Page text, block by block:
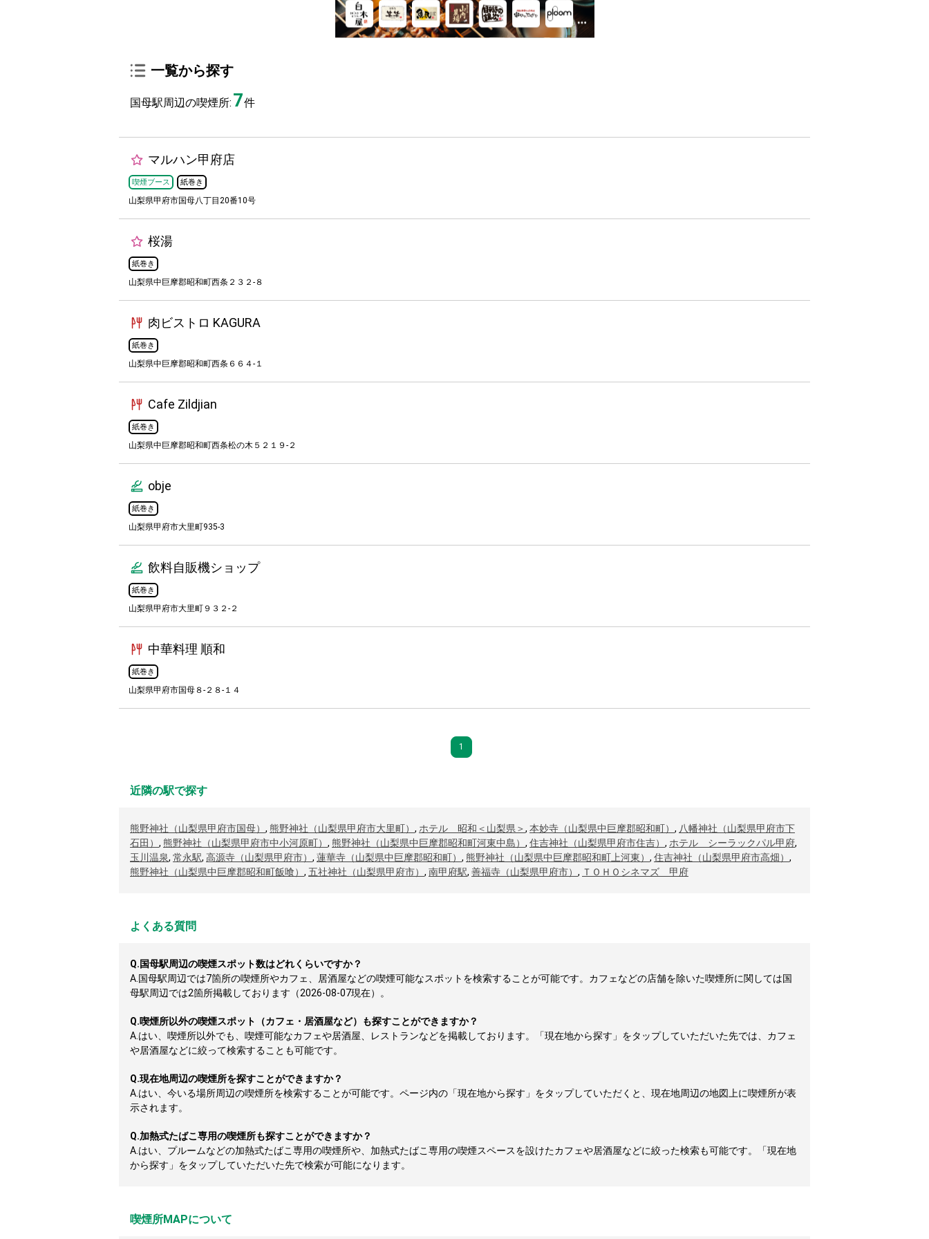
一覧から探す
国母駅周辺の喫煙所: 7件
マルハン甲府店
喫煙ブース 紙巻き
山梨県甲府市国母八丁目20番10号
桜湯
紙巻き
山梨県中巨摩郡昭和町西条２３２-８
肉ビストロ KAGURA
紙巻き
山梨県中巨摩郡昭和町西条６６４-１
Cafe Zildjian
紙巻き
山梨県中巨摩郡昭和町西条松の木５２１９-２
obje
紙巻き
山梨県甲府市大里町935-3
飲料自販機ショップ
紙巻き
山梨県甲府市大里町９３２-２
中華料理 順和
紙巻き
山梨県甲府市国母８-２８-１４
1
近隣の駅で探す
熊野神社（山梨県甲府市国母） , 熊野神社（山梨県甲府市大里町） , ホテル 昭和＜山梨県＞, 本妙寺（山梨県中巨摩郡昭和町） , 八幡神社（山梨県甲府市下
石田） , 熊野神社（山梨県甲府市中小河原町） , 熊野神社（山梨県中巨摩郡昭和町河東中島） , 住吉神社（山梨県甲府市住吉） , ホテル シーラックパル甲府,
玉川温泉, 常永駅, 高源寺（山梨県甲府市） , 蓮華寺（山梨県中巨摩郡昭和町） , 熊野神社（山梨県中巨摩郡昭和町上河東） , 住吉神社（山梨県甲府市高畑） ,
熊野神社（山梨県中巨摩郡昭和町飯喰） , 五社神社（山梨県甲府市） , 南甲府駅, 善福寺（山梨県甲府市） , ＴＯＨＯシネマズ 甲府
よくある質問
Q.国母駅周辺の喫煙スポット数はどれくらいですか？
A. 国母駅周辺では7箇所の喫煙所やカフェ、居酒屋などの喫煙可能なスポットを検索することが可能です。カフェなどの店舗を除いた喫煙所に関しては国
母駅周辺では2箇所掲載しております（2026-08-07現在）。
Q.喫煙所以外の喫煙スポット（カフェ・居酒屋など）も探すことができますか？
A. はい、喫煙所以外でも、喫煙可能なカフェや居酒屋、レストランなどを掲載しております。「現在地から探す」をタップしていただいた先では、カフェ
や居酒屋などに絞って検索することも可能です。
Q.現在地周辺の喫煙所を探すことができますか？
A. はい、今いる場所周辺の喫煙所を検索することが可能です。ページ内の「現在地から探す」をタップしていただくと、現在地周辺の地図上に喫煙所が表
示されます。
Q.加熱式たばこ専用の喫煙所も探すことができますか？
A. はい、プルームなどの加熱式たばこ専用の喫煙所や、加熱式たばこ専用の喫煙スペースを設けたカフェや居酒屋などに絞った検索も可能です。「現在地
から探す」をタップしていただいた先で検索が可能になります。
喫煙所MAPについて